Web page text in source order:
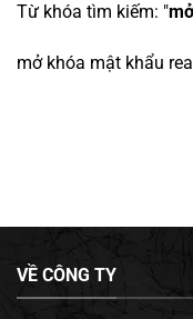
Từ khóa tìm kiếm: "
mở khóa mật khẩu
VỀ CÔNG TY